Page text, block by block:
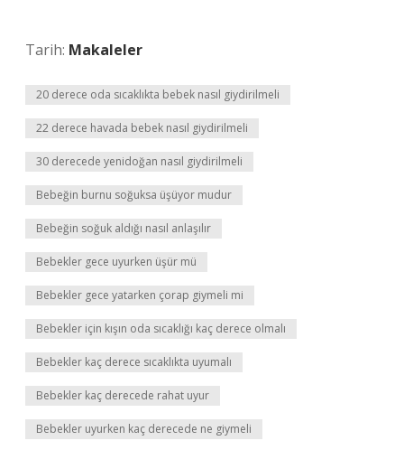
Tarih: Makaleler
20 derece oda sıcaklıkta bebek nasıl giydirilmeli
22 derece havada bebek nasıl giydirilmeli
30 derecede yenidoğan nasıl giydirilmeli
Bebeğin burnu soğuksa üşüyor mudur
Bebeğin soğuk aldığı nasıl anlaşılır
Bebekler gece uyurken üşür mü
Bebekler gece yatarken çorap giymeli mi
Bebekler için kışın oda sıcaklığı kaç derece olmalı
Bebekler kaç derece sıcaklıkta uyumalı
Bebekler kaç derecede rahat uyur
Bebekler uyurken kaç derecede ne giymeli